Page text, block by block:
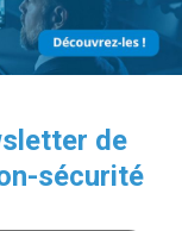
de
sécurité